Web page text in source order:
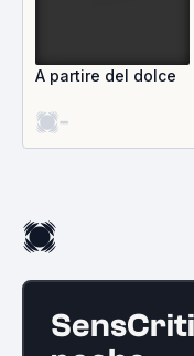
A partire del dolce
-